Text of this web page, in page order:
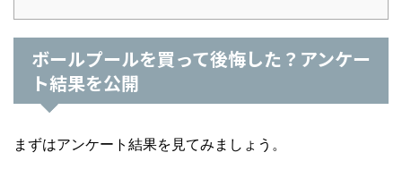
ボールプールを買って後悔した？アンケー
ト結果を公開
まずはアンケート結果を見てみましょう。